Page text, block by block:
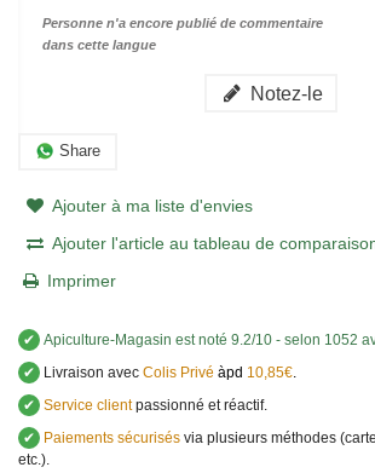
Personne n'a encore publié de commentaire
dans cette langue
Notez-le
Share
Ajouter à ma liste d'envies
Ajouter l'article au tableau de
Imprimer
✔ Apiculture-Magasin est noté 9.2/10 - selon 1052
✔
Livraison avec Colis Privé àpd 10,85€
✔ Service clientpassionné et réactif.
✔
Paiements sécurisés via plusieurs méthodes
etc.).